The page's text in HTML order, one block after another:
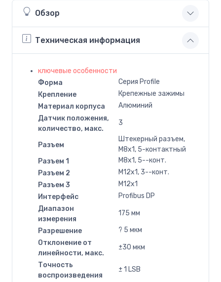
Обзор
Техническая информация
ключевые особенности
Форма
Серия Profile
Крепление
Крепежные зажимы
Материал корпуса
Алюминий
Датчик положения,
количество, макс.
3
Разъем
Штекерный разъем,
M8x1, 5-контактный
Разъем 1
M8x1, 5--конт.
Разъем 2
M12x1, 3--конт.
Разъем 3
M12x1
Интерфейс
Profibus DP
Диапазон
измерения
175 мм
Разрешение
? 5 мкм
Отклонение от
линейности, макс.
±30 мкм
Точность
воспроизведения
± 1 LSB